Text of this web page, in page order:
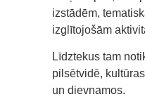
izstādēm,
izglītojošām
Līdztekus tam
pilsētvidē,
un dievnamos.